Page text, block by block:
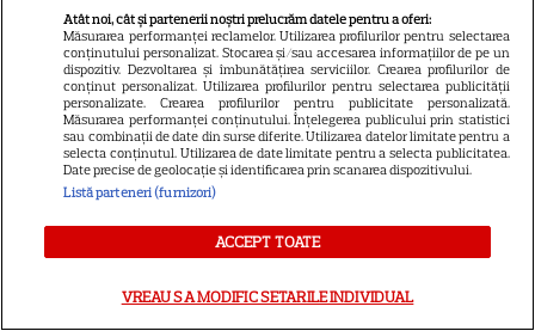
ALTE ARTICOLE
INTERESANTE
Atât noi, cât și partenerii noștri prelucrăm datele pentru a oferi:
Măsurarea performanței reclamelor. Utilizarea profilurilor pentru selectarea
conținutului personalizat. Stocarea și/sau accesarea informațiilor de pe un
dispozitiv. Dezvoltarea și îmbunătățirea serviciilor. Crearea profilurilor de
conținut personalizat. Utilizarea profilurilor pentru selectarea publicității
personalizate. Crearea profilurilor pentru publicitate personalizată.
Măsurarea performanței conținutului. Înțelegerea publicului prin statistici
sau combinații de date din surse diferite. Utilizarea datelor limitate pentru a
selecta conținutul. Utilizarea de date limitate pentru a selecta publicitatea.
Date precise de geolocație și identificarea prin scanarea dispozitivului.
Listă parteneri (furnizori)
ACCEPT TOATE
VREAU SA MODIFIC SETARILE INDIVIDUAL